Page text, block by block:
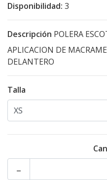
Disponibilidad: 3
Descripción POLERA
APLICACION DE
DELANTERO
Talla
-